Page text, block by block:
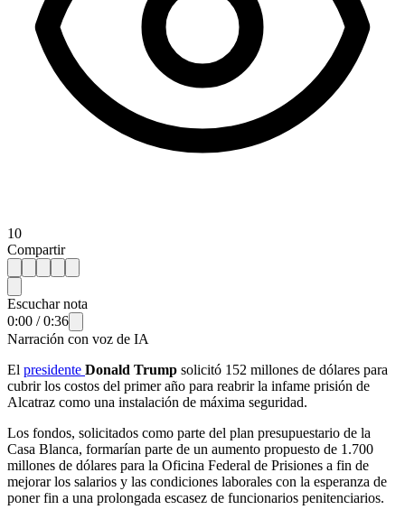
10
Compartir
Escuchar nota
0:00 /0:36
Narración con voz de IA
El presidente Donald Trump solicitó 152 millones de dólares para
cubrir los costos del primer año para reabrir la infame prisión de
Alcatraz como una instalación de máxima seguridad.
Los fondos, solicitados como parte del plan presupuestario de la
Casa Blanca, formarían parte de un aumento propuesto de 1.700
millones de dólares para la Oficina Federal de Prisiones a fin de
mejorar los salarios y las condiciones laborales con la esperanza de
poner fin a una prolongada escasez de funcionarios penitenciarios.